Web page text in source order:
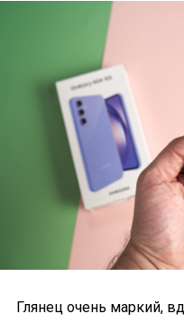
Глянец очень маркий,